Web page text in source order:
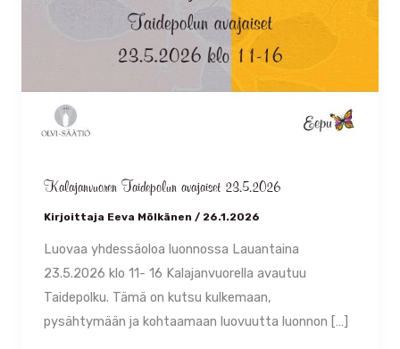
Kalajanvuoren Taidepolun avajaiset 23.5.2026
Kirjoittaja Eeva Mölkänen / 26.1.2026
Luovaa yhdessäoloa luonnossa Lauantaina
23.5.2026 klo 11- 16 Kalajanvuorella avautuu
Taidepolku. Tämä on kutsu kulkemaan,
pysähtymään ja kohtaamaan luovuutta luonnon […]